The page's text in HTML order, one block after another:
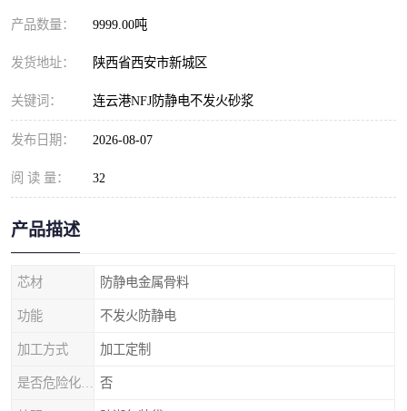
产品数量： 9999.00吨
发货地址： 陕西省西安市新城区
关键词： 连云港NFJ防静电不发火砂浆
发布日期： 2026-08-07
阅 读 量： 32
产品描述
芯材 防静电金属骨料
功能 不发火防静电
加工方式 加工定制
否